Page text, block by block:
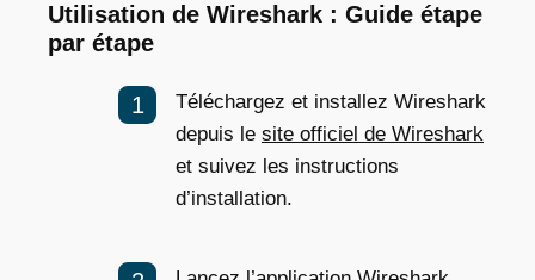
Utilisation de Wireshark : Guide étape
par étape
Téléchargez et installez Wireshark
depuis le site officiel de Wireshark
et suivez les instructions
d’installation.